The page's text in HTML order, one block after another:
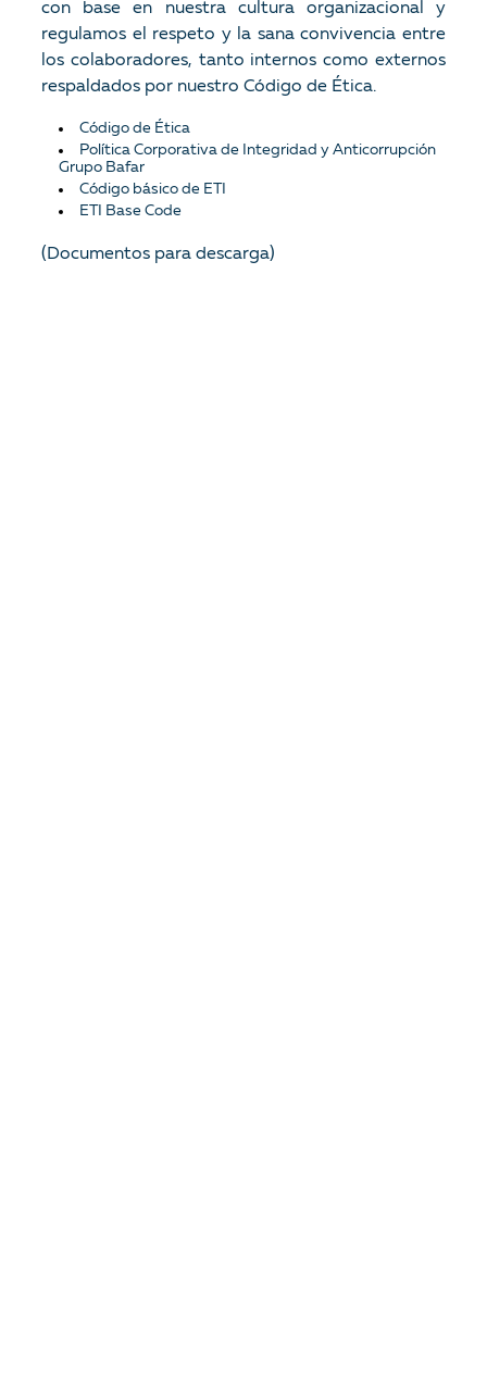
con base en nuestra cultura organizacional y
regulamos el respeto y la sana convivencia entre
los colaboradores, tanto internos como externos
respaldados por nuestro Código de Ética.
Código de Ética
Política Corporativa de Integridad y Anticorrupción
Grupo Bafar
Código básico de ETI
ETI Base Code
(Documentos para descarga)